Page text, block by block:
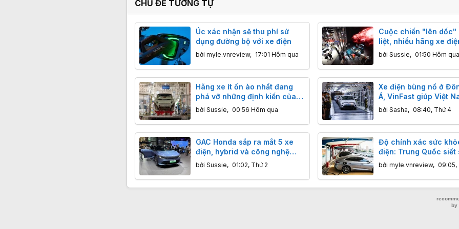
CHỦ ĐỀ TƯƠNG TỰ
Úc xác nhận sẽ thu phí sử
dụng đường bộ với xe điện
bởi myle.vnreview, 17:01 Hôm qua
Cuộc chiến "lên dốc"
liệt, nhiều hãng xe
Quốc lao đao vì lợi
bởi Sussie, 01:50 Hôm qua
Hãng xe ít ồn ào nhất đang
phá vỡ những định kiến của
ngành xe điện Trung Quốc
bởi Sussie, 00:56 Hôm qua
Xe điện bùng nổ ở
Á, VinFast giúp Việt
kịp Thái Lan
bởi Sasha, 08:40, Thứ 4
GAC Honda sắp ra mắt 5 xe
điện, hybrid và công nghệ
thông minh
bởi Sussie, 01:02, Thứ 2
Độ chính xác sức
điện: Trung Quốc siết
hiển thị không quá 5%
bởi myle.vnreview, 09:05,